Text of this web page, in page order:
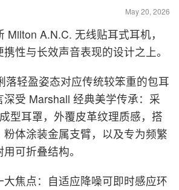
May 20, 2026
Milton A.N.C. 无线贴耳式耳机，
性与长效声音表现的设计之上。
落轻盈姿态对应传统较笨重的包耳
受 Marshall 经典美学传承：采
型耳罩，外覆皮革纹理质感，搭
体涂装金属支臂，以及专为频繁
可折叠结构。
焦点：自适应降噪可即时感应环